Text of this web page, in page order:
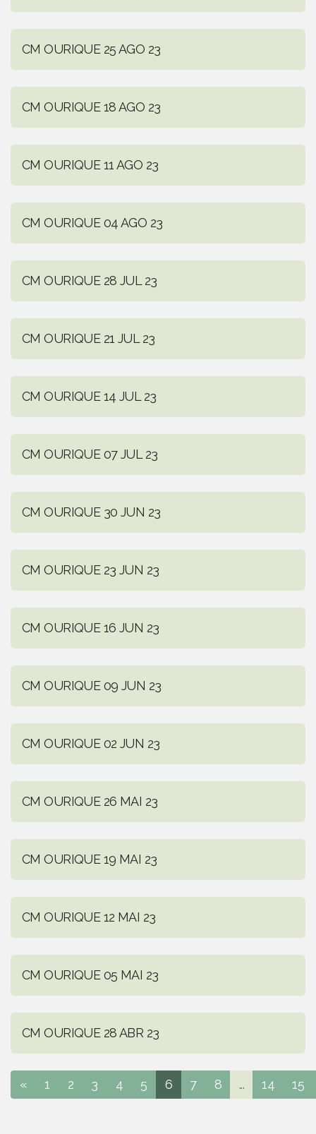
CM OURIQUE 25 AGO 23
CM OURIQUE 18 AGO 23
CM OURIQUE 11 AGO 23
CM OURIQUE 04 AGO 23
CM OURIQUE 28 JUL 23
CM OURIQUE 21 JUL 23
CM OURIQUE 14 JUL 23
CM OURIQUE 07 JUL 23
CM OURIQUE 30 JUN 23
CM OURIQUE 23 JUN 23
CM OURIQUE 16 JUN 23
CM OURIQUE 09 JUN 23
CM OURIQUE 02 JUN 23
CM OURIQUE 26 MAI 23
CM OURIQUE 19 MAI 23
CM OURIQUE 12 MAI 23
CM OURIQUE 05 MAI 23
CM OURIQUE 28 ABR 23
« 1 2 3 4 5 6 7 8 ... 14 15